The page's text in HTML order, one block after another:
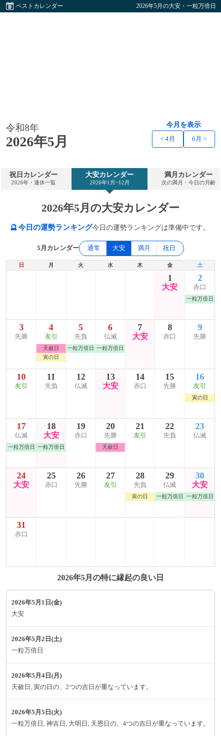
ベストカレンダー 2026年5月の大安・一粒万倍日
令和8年
2026年5月
今月を表示
< 4月 6月 >
祝日カレンダー
2026年・連休一覧
大安カレンダー
2026年1月~12月
満月カレンダー
次の満月・今日の月齢
2026年5月の大安カレンダー
🔮今日の運勢ランキング今日の運勢ランキングは準備中です。
5月カレンダー 通常 大安 満月 祝日
日 月 火 水 木 金 土
1
大安
2
赤口
一粒万倍日
3
先勝
4
友引
天赦日
寅の日
5
先負
一粒万倍日
6
仏滅
一粒万倍日
7
大安
8
赤口
9
先勝
10
友引
11
先負
12
仏滅
13
大安
14
赤口
15
先勝
16
友引
寅の日
17
仏滅
一粒万倍日
18
大安
一粒万倍日
19
赤口
20
先勝
天赦日
21
友引
22
先負
23
仏滅
24
大安
25
赤口
26
先勝
27
友引
28
先負
寅の日
29
仏滅
一粒万倍日
30
大安
一粒万倍日
31
赤口
2026年5月の特に縁起の良い日
2026年5月1日(金)
大安
2026年5月2日(土)
一粒万倍日
2026年5月4日(月)
天赦日, 寅の日の、2つの吉日が重なっています。
2026年5月5日(火)
一粒万倍日, 神吉日, 大明日, 天恩日の、4つの吉日が重なっています。